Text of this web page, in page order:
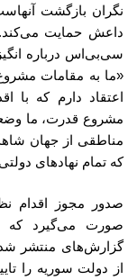
نگران بازگشت
داعش حمایت می‌کند
سی‌بی‌اس درباره
«ما به مقامات
اعتقاد دارم که با
مشروع قدرت، ما
مناطقی از جهان
که تمام نهادهای
صدور مجوز اقدام
صورت می‌گیرد که
گزارش‌های منتشر
از دولت سوریه را